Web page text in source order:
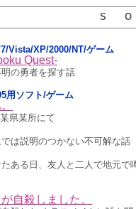
S
Vista/XP/2000/NT/ゲーム
Quest-
の勇者を探す話
用ソフト/ゲーム
県某所にて
は説明のつかない不可解な話
たある日、友人と二人で地元
自殺しました。